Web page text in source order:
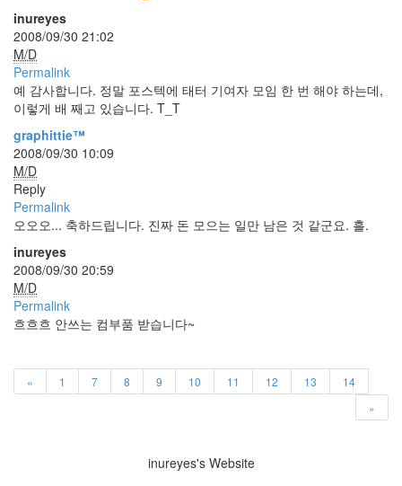
inureyes
2008/09/30 21:02
M/D
Permalink
예 감사합니다. 정말 포스텍에 태터 기여자 모임 한 번 해야 하는데,
이렇게 배 째고 있습니다. T_T
graphittie™
2008/09/30 10:09
M/D
Reply
Permalink
오오오... 축하드립니다. 진짜 돈 모으는 일만 남은 것 같군요. 흘.
inureyes
2008/09/30 20:59
M/D
Permalink
흐흐흐 안쓰는 컴부품 받습니다~
« 1 7 8 9 10 11 12 13
14
»
inureyes's Website